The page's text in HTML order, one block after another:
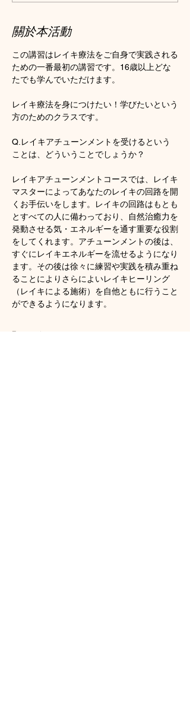
關於本活動
この講習はレイキ療法をご自身で実践される
ための一番最初の講習です。16歳以上どな
たでも学んでいただけます。
レイキ療法を身につけたい！学びたいという
方のためのクラスです。
Q.レイキアチューンメントを受けるという
ことは、どういうことでしょうか？
レイキアチューンメントコースでは、レイキ
マスターによってあなたのレイキの回路を開
くお手伝いをします。レイキの回路はもとも
とすべての人に備わっており、自然治癒力を
発動させる気・エネルギーを通す重要な役割
をしてくれます。アチューンメントの後は、
すぐにレイキエネルギーを流せるようになり
ます。その後は徐々に練習や実践を積み重ね
ることによりさらによいレイキヒーリング
（レイキによる施術）を自他ともに行うこと
ができるようになります。